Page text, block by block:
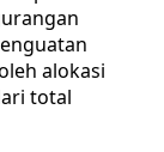
alokasi
total